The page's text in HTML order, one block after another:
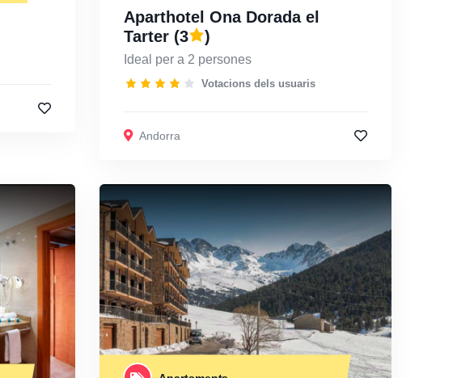
Aparthotel Ona Dorada el
Tarter(3 )
Ideal per a 2 persones
Votacions dels usuaris
Andorra